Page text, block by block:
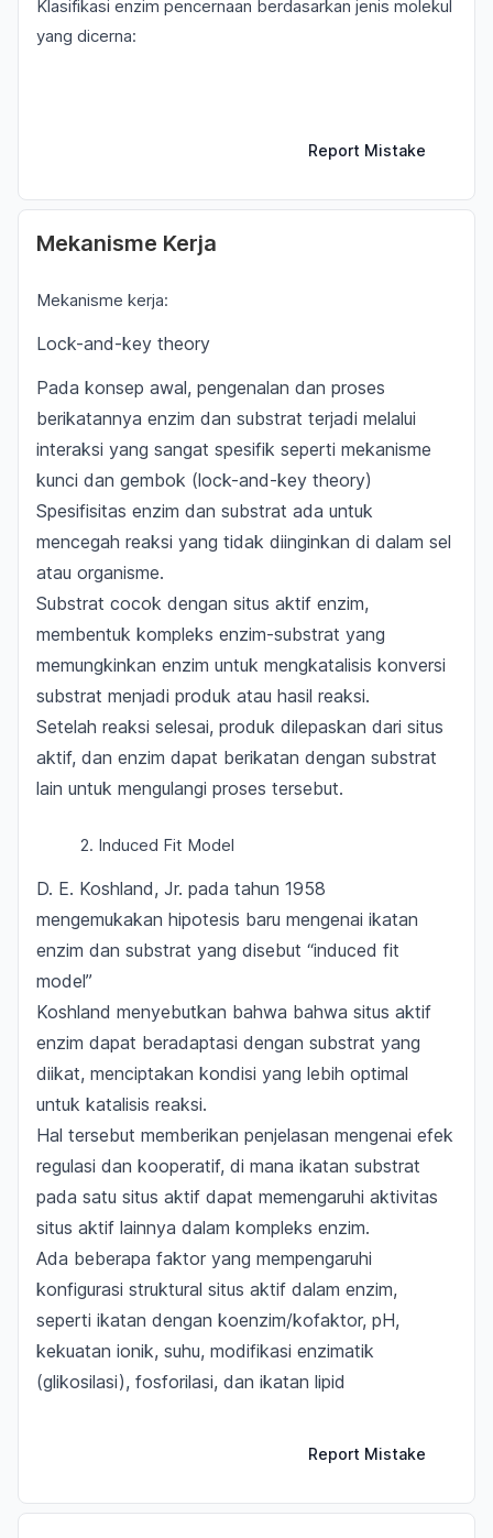
Klasifikasi enzim pencernaan berdasarkan jenis molekul
yang dicerna:
Report Mistake
Mekanisme Kerja
Mekanisme kerja:
Lock-and-key theory
Pada konsep awal, pengenalan dan proses
berikatannya enzim dan substrat terjadi melalui
interaksi yang sangat spesifik seperti mekanisme
kunci dan gembok (lock-and-key theory)
Spesifisitas enzim dan substrat ada untuk
mencegah reaksi yang tidak diinginkan di dalam sel
atau organisme.
Substrat cocok dengan situs aktif enzim,
membentuk kompleks enzim-substrat yang
memungkinkan enzim untuk mengkatalisis konversi
substrat menjadi produk atau hasil reaksi.
Setelah reaksi selesai, produk dilepaskan dari situs
aktif, dan enzim dapat berikatan dengan substrat
lain untuk mengulangi proses tersebut.
2. Induced Fit Model
D. E. Koshland, Jr. pada tahun 1958
mengemukakan hipotesis baru mengenai ikatan
enzim dan substrat yang disebut “induced fit
model”
Koshland menyebutkan bahwa bahwa situs aktif
enzim dapat beradaptasi dengan substrat yang
diikat, menciptakan kondisi yang lebih optimal
untuk katalisis reaksi.
Hal tersebut memberikan penjelasan mengenai efek
regulasi dan kooperatif, di mana ikatan substrat
pada satu situs aktif dapat memengaruhi aktivitas
situs aktif lainnya dalam kompleks enzim.
Ada beberapa faktor yang mempengaruhi
konfigurasi struktural situs aktif dalam enzim,
seperti ikatan dengan koenzim/kofaktor, pH,
kekuatan ionik, suhu, modifikasi enzimatik
(glikosilasi), fosforilasi, dan ikatan lipid
Report Mistake